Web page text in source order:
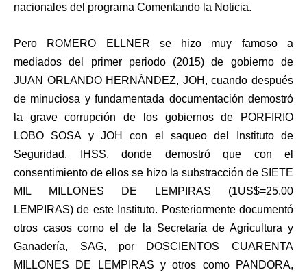
nacionales del programa Comentando la Noticia.
Pero ROMERO ELLNER se hizo muy famoso a
mediados del primer periodo (2015) de gobierno de
JUAN ORLANDO HERNÁNDEZ, JOH, cuando después
de minuciosa y fundamentada documentación demostró
la grave corrupción de los gobiernos de PORFIRIO
LOBO SOSA y JOH con el saqueo del Instituto de
Seguridad, IHSS, donde demostró que con el
consentimiento de ellos se hizo la substracción de SIETE
MIL MILLONES DE LEMPIRAS (1US$=25.00
LEMPIRAS) de este Instituto. Posteriormente documentó
otros casos como el de la Secretaría de Agricultura y
Ganadería, SAG, por DOSCIENTOS CUARENTA
MILLONES DE LEMPIRAS y otros como PANDORA,